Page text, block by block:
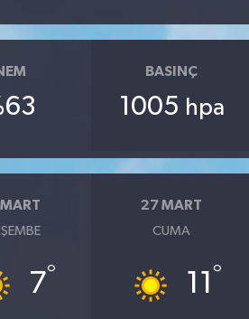
BASINÇ
1005 hpa
7°
27 MART
CUMA
11 °